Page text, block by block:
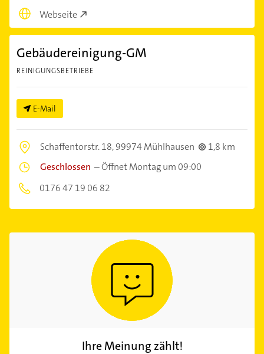
Webseite
Gebäudereinigung-GM
REINIGUNGSBETRIEBE
E-Mail
Schaffentorstr. 18,99974 Mühlhausen
1,8 km
Geschlossen –Öffnet Montag um 09:00
0176 47 19 06 82
Ihre Meinung zählt!